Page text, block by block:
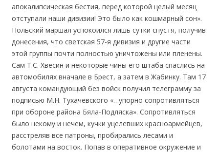
апокалипсическая бестия, перед которой целый месяц
отступали наши дивизии! Это было как кошмарный сон».
Польский маршал успокоился лишь сутки спустя, получив
донесения, что светская 57-я дивизия и другие части
этой группы почти полностью уничтожены или пленены.
Сам Т.С. Хвесин и некоторые чины его штаба спаслись на
автомобилях вначале в Брест, а затем в Жабинку. Там 17
августа командующий без войск получил телеграмму за
подписью М.Н. Тухачевского «…упорно сопротивляться
при обороне района Бяла-Подляска». Сопротивляться
было некому и нечем, кучки уцелевших красноармейцев,
расстреляв все патроны, пробирались лесами и
болотами на восток. Попав в оперативное окружение и